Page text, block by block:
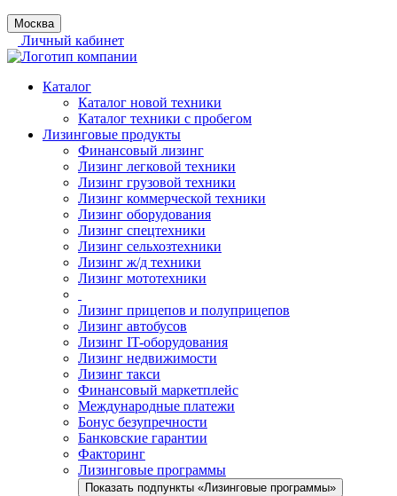
Москва
Личный кабинет
Каталог
Каталог новой техники
Каталог техники с пробегом
Лизинговые продукты
Финансовый лизинг
Лизинг легковой техники
Лизинг грузовой техники
Лизинг коммерческой техники
Лизинг оборудования
Лизинг спецтехники
Лизинг сельхозтехники
Лизинг ж/д техники
Лизинг мототехники
Лизинг прицепов и полуприцепов
Лизинг автобусов
Лизинг IT-оборудования
Лизинг недвижимости
Лизинг такси
Финансовый маркетплейс
Международные платежи
Бонус безупречности
Банковские гарантии
Факторинг
Лизинговые программы
Показать подпункты «Лизинговые программы»